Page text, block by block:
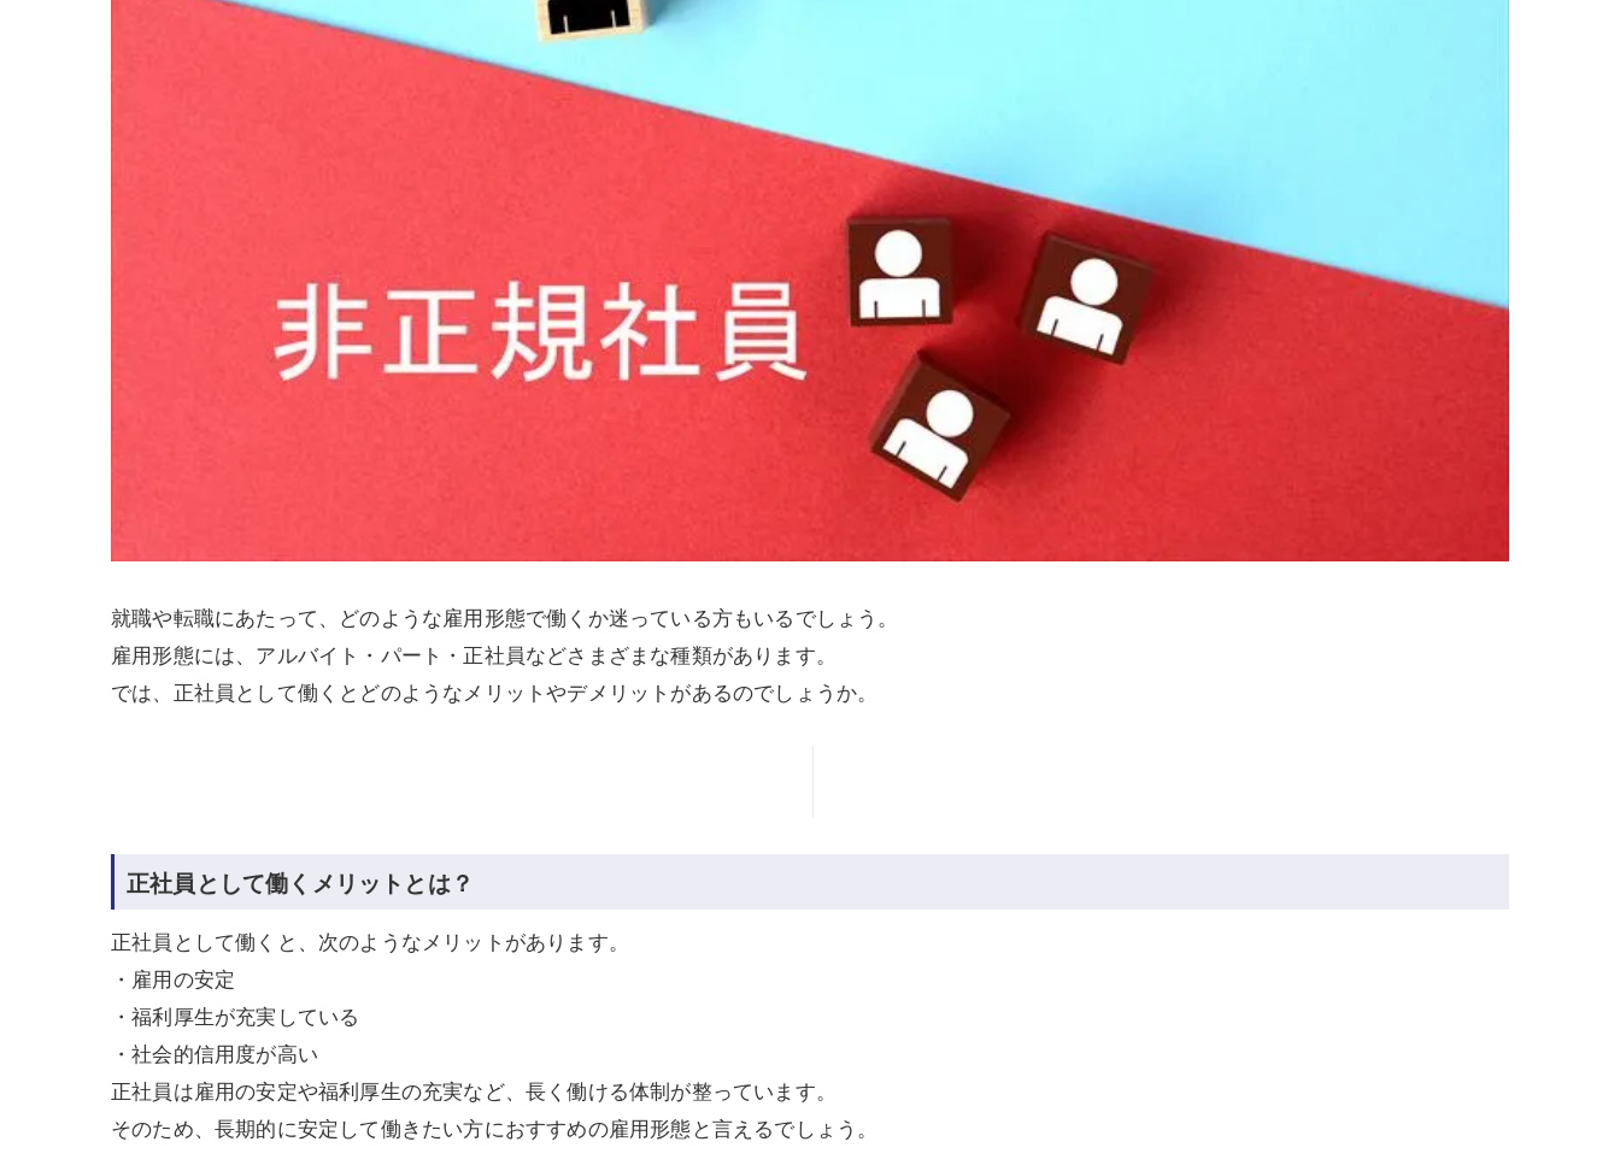
就職や転職にあたって、どのような雇用形態で働くか迷っている方もいるでしょう。
雇用形態には、アルバイト・パート・正社員などさまざまな種類があります。
では、正社員として働くとどのようなメリットやデメリットがあるのでしょうか。
正社員として働くメリットとは？
正社員として働くと、次のようなメリットがあります。
・雇用の安定
・福利厚生が充実している
・社会的信用度が高い
正社員は雇用の安定や福利厚生の充実など、長く働ける体制が整っています。
そのため、長期的に安定して働きたい方におすすめの雇用形態と言えるでしょう。